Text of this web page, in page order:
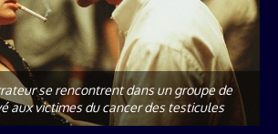
se rencontrent dans un groupe de
aux victimes du cancer des testicules